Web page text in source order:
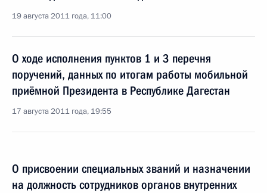
19 августа 2011 года, 11:00
О ходе исполнения пунктов 1 и 3 перечня
поручений, данных по итогам работы мобильной
приёмной Президента в Республике Дагестан
17 августа 2011 года, 19:55
О присвоении специальных званий и назначении
на должность сотрудников органов внутренних